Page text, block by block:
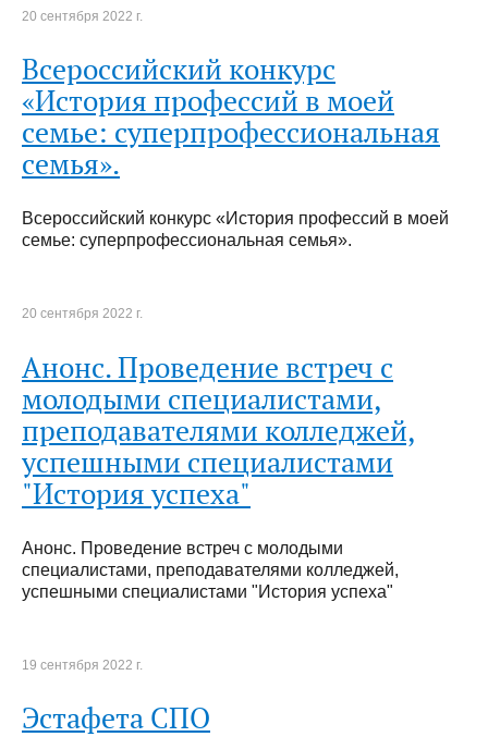
20 сентября 2022 г.
Всероссийский конкурс
«История профессий в моей
семье: суперпрофессиональная
семья».
Всероссийский конкурс «История профессий в моей
семье: суперпрофессиональная семья».
20 сентября 2022 г.
Анонс. Проведение встреч с
молодыми специалистами,
преподавателями колледжей,
успешными специалистами
"История успеха"
Анонс. Проведение встреч с молодыми
специалистами, преподавателями колледжей,
успешными специалистами "История успеха"
19 сентября 2022 г.
Эстафета СПО